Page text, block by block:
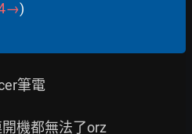
→)
筆電
機都無法了orz